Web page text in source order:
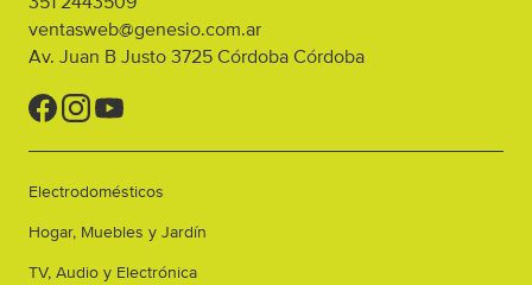
ventasweb@genesio.com.ar
Av. Juan B Justo 3725CórdobaCórdoba
Electrodomésticos
Hogar, Muebles y Jardín
TV, Audio y Electrónica